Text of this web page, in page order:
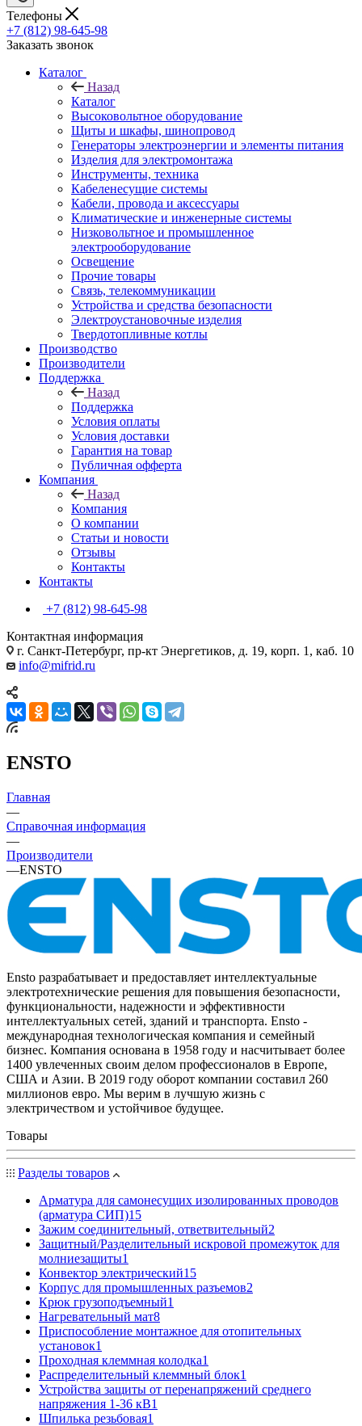
Телефоны
+7 (812) 98-645-98
Заказать звонок
Каталог
Назад
Каталог
Высоковольтное оборудование
Щиты и шкафы, шинопровод
Генераторы электроэнергии и элементы питания
Изделия для электромонтажа
Инструменты, техника
Кабеленесущие системы
Кабели, провода и аксессуары
Климатические и инженерные системы
Низковольтное и промышленное
электрооборудование
Освещение
Прочие товары
Связь, телекоммуникации
Устройства и средства безопасности
Электроустановочные изделия
Твердотопливные котлы
Производство
Производители
Поддержка
Назад
Поддержка
Условия оплаты
Условия доставки
Гарантия на товар
Публичная офферта
Компания
Назад
Компания
О компании
Статьи и новости
Отзывы
Контакты
Контакты
+7 (812) 98-645-98
Контактная информация
г. Санкт-Петербург, пр-кт Энергетиков, д. 19, корп. 1, каб. 10
info@mifrid.ru
ENSTO
Главная
—
Справочная информация
—
Производители
—ENSTO
Ensto разрабатывает и предоставляет интеллектуальные
электротехнические решения для повышения безопасности,
функциональности, надежности и эффективности
интеллектуальных сетей, зданий и транспорта. Ensto -
международная технологическая компания и семейный
бизнес. Компания основана в 1958 году и насчитывает более
1400 увлеченных своим делом профессионалов в Европе,
США и Азии. В 2019 году оборот компании составил 260
миллионов евро. Мы верим в лучшую жизнь с
электричеством и устойчивое будущее.
Товары
Разделы товаров
Арматура для самонесущих изолированных проводов
(арматура СИП)15
Зажим соединительный, ответвительный2
Защитный/Разделительный искровой промежуток для
молниезащиты1
Конвектор электрический15
Корпус для промышленных разъемов2
Крюк грузоподъемный1
Нагревательный мат8
Приспособление монтажное для отопительных
установок1
Проходная клеммная колодка1
Распределительный клеммный блок1
Устройства защиты от перенапряжений среднего
напряжения 1-36 кВ1
Шпилька резьбовая1